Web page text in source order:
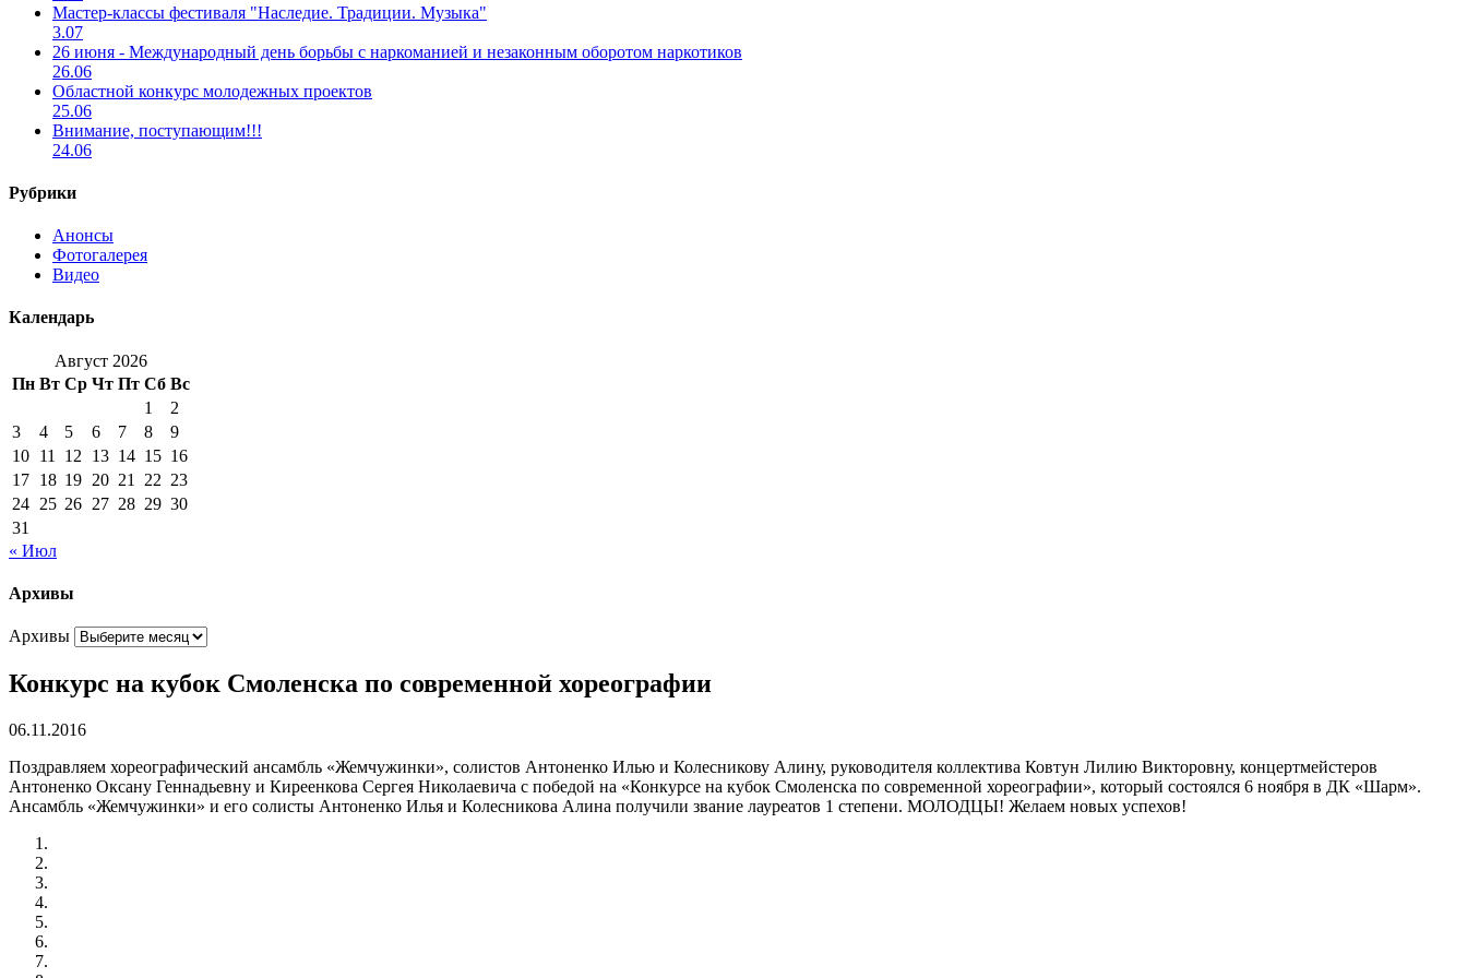
Мастер-классы фестиваля "Наследие. Традиции. Музыка"
3.07
26 июня - Международный день борьбы с наркоманией и незаконным оборотом наркотиков
26.06
Областной конкурс молодежных проектов
25.06
Внимание, поступающим!!!
24.06
Рубрики
Анонсы
Фотогалерея
Видео
Календарь
Август 2026
Пн Вт Ср Чт Пт Сб Вс
1
2
3
4 5 6 7 8
9
10 11 12 13 14 15 16
17 18 19 20 21 22 23
24 25 26 27 28 29 30
31
« Июл
Архивы
Архивы
Конкурс на кубок Смоленска по современной хореографии
06.11.2016
Поздравляем хореографический ансамбль «Жемчужинки», солистов Антоненко Илью и Колесникову Алину, руководителя коллектива Ковтун Лилию Викторовну, концертмейстеров
Антоненко Оксану Геннадьевну и Киреенкова Сергея Николаевича с победой на «Конкурсе на кубок Смоленска по современной хореографии», который состоялся 6 ноября в ДК «Шарм».
Ансамбль «Жемчужинки» и его солисты Антоненко Илья и Колесникова Алина получили звание лауреатов 1 степени. МОЛОДЦЫ! Желаем новых успехов!